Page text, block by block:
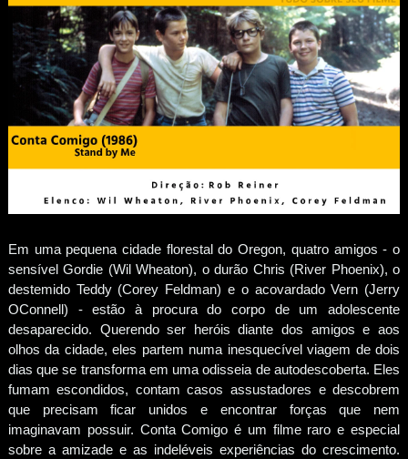
Em uma pequena cidade florestal do Oregon, quatro amigos - o
sensível Gordie (Wil Wheaton), o durão Chris (River Phoenix), o
destemido Teddy (Corey Feldman) e o acovardado Vern (Jerry
OConnell) - estão à procura do corpo de um adolescente
desaparecido. Querendo ser heróis diante dos amigos e aos
olhos da cidade, eles partem numa inesquecível viagem de dois
dias que se transforma em uma odisseia de autodescoberta. Eles
fumam escondidos, contam casos assustadores e descobrem
que precisam ficar unidos e encontrar forças que nem
imaginavam possuir. Conta Comigo é um filme raro e especial
sobre a amizade e as indeléveis experiências do crescimento.